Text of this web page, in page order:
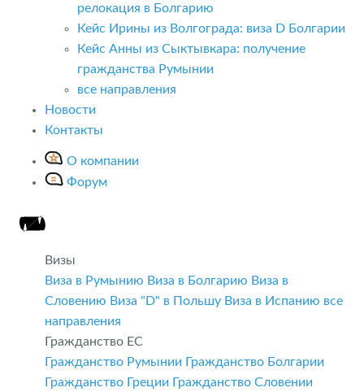
релокация в Болгарию
Кейс Ирины из Волгограда: виза D Болгарии
Кейс Анны из Сыктывкара: получение
гражданства Румынии
все направления
Новости
Контакты
О компании
Форум
Визы
Виза в Румынию Виза в Болгарию Виза в
Словению Виза "D" в Польшу Виза в Испанию все
направления
Гражданство ЕС
Гражданство Румынии Гражданство Болгарии
Гражданство Греции Гражданство Словении